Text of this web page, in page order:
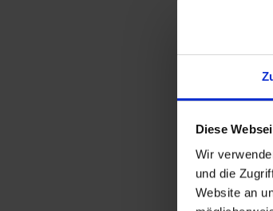
Diese
Wir
und die
Website an